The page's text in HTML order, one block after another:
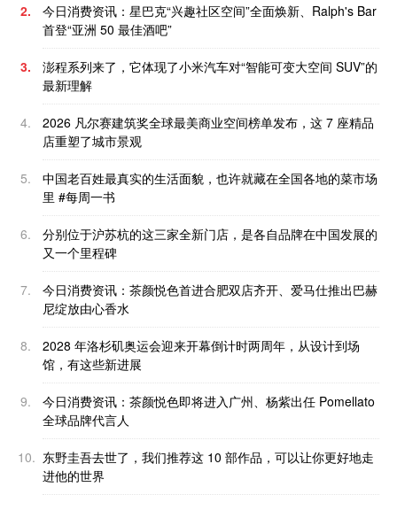
2.
今日消费资讯：星巴克“兴趣社区空间”全面焕新、Ralph's Bar
首登“亚洲 50 最佳酒吧”
3.
澎程系列来了，它体现了小米汽车对“智能可变大空间 SUV”的
最新理解
4.
2026 凡尔赛建筑奖全球最美商业空间榜单发布，这 7 座精品
店重塑了城市景观
5.
中国老百姓最真实的生活面貌，也许就藏在全国各地的菜市场
里 #每周一书
6.
分别位于沪苏杭的这三家全新门店，是各自品牌在中国发展的
又一个里程碑
7.
今日消费资讯：茶颜悦色首进合肥双店齐开、爱马仕推出巴赫
尼绽放由心香水
8.
2028 年洛杉矶奥运会迎来开幕倒计时两周年，从设计到场
馆，有这些新进展
9.
今日消费资讯：茶颜悦色即将进入广州、杨紫出任 Pomellato
全球品牌代言人
10. 东野圭吾去世了，我们推荐这 10 部作品，可以让你更好地走
进他的世界